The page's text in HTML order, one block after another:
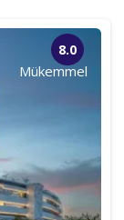
8.0
Mükemmel